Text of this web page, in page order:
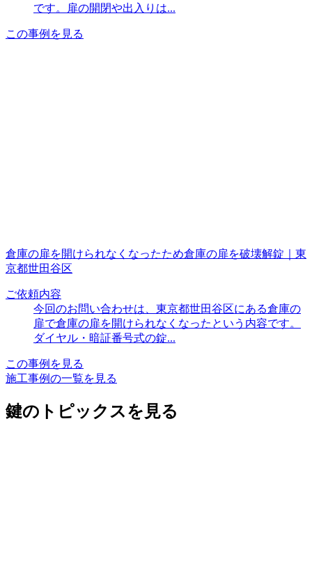
です。扉の開閉や出入りは...
この事例を見る
倉庫の扉を開けられなくなったため倉庫の扉を破壊解錠｜東
京都世田谷区
ご依頼内容
今回のお問い合わせは、東京都世田谷区にある倉庫の
扉で倉庫の扉を開けられなくなったという内容です。
ダイヤル・暗証番号式の錠...
この事例を見る
施工事例の一覧を見る
鍵のトピックスを見る